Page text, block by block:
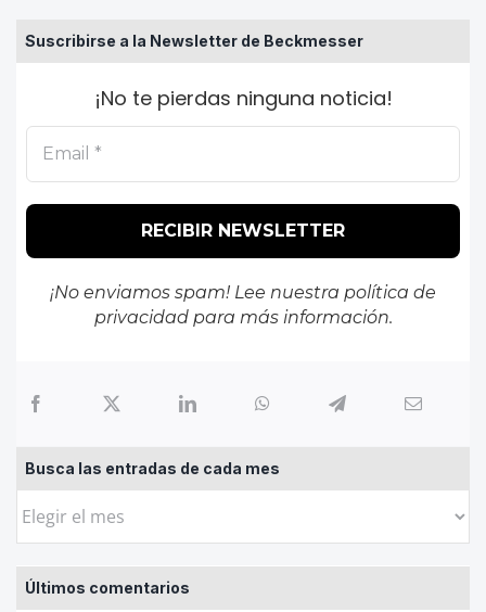
Suscribirse a la Newsletter de Beckmesser
¡No te pierdas ninguna noticia!
¡No enviamos spam! Lee nuestra política de
privacidadpara más información.
Busca las entradas de cada mes
Busca
entradas
de
Últimos comentarios